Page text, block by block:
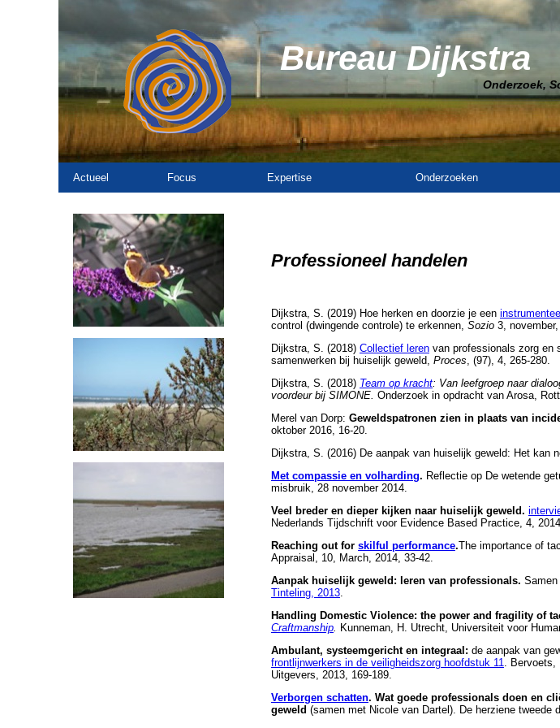
Bureau Dijkstra
Onderzoek,
Actueel Focus Expertise Onderzoeken
Professioneel handelen
Dijkstra, S. (2019) Hoe herken en doorzie je een
control (dwingende controle) te erkennen, Sozio 3,
Dijkstra, S. (2018) Collectief leren van professionals zorg en
samenwerken bij huiselijk geweld, Proces, (97), 4, 265-280.
Dijkstra, S. (2018) Team op kracht: Van leefgroep naar
voordeur bij SIMONE. Onderzoek in opdracht van Arosa,
Merel van Dorp: Geweldspatronen zien in plaats van
oktober 2016, 16-20.
Dijkstra, S. (2016) De aanpak van huiselijk geweld: Het kan
Met compassie en volharding. Reflectie op De wetende
misbruik, 28 november 2014.
Veel breder en dieper kijken naar huiselijk geweld.
Nederlands Tijdschrift voor Evidence Based Practice, 4,
Reaching out for skilful performance.The importance of
Appraisal, 10, March, 2014, 33-42.
Aanpak huiselijk geweld: leren van professionals.
Tinteling, 2013.
Handling Domestic Violence: the power and fragility of
Craftmanship. Kunneman, H. Utrecht, Universiteit voor
Ambulant, systeemgericht en integraal: de aanpak van
frontlijnwerkers in de veiligheidszorg hoofdstuk 11. Bervoets,
Uitgevers, 2013, 169-189.
Verborgen schatten. Wat goede professionals doen en
geweld (samen met Nicole van Dartel). De herziene tweede